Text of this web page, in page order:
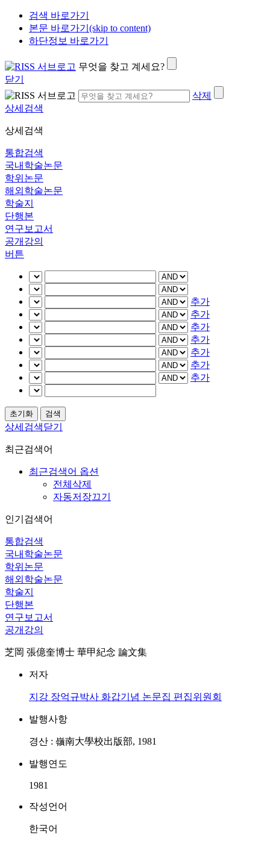
검색 바로가기
본문 바로가기(skip to content)
하단정보 바로가기
무엇을 찾고 계세요?
닫기
삭제
상세검색
상세검색
통합검색
국내학술논문
학위논문
해외학술논문
학술지
단행본
연구보고서
공개강의
버튼
추가
추가
추가
추가
추가
추가
추가
상세검색닫기
최근검색어
최근검색어 옵션
전체삭제
자동저장끄기
인기검색어
통합검색
국내학술논문
학위논문
해외학술논문
학술지
단행본
연구보고서
공개강의
芝岡 張億奎博士 華甲紀念 論文集
저자
지강 장억규박사 화갑기념 논문집 편집위원회
발행사항
경산 : 嶺南大學校出版部, 1981
발행연도
1981
작성언어
한국어